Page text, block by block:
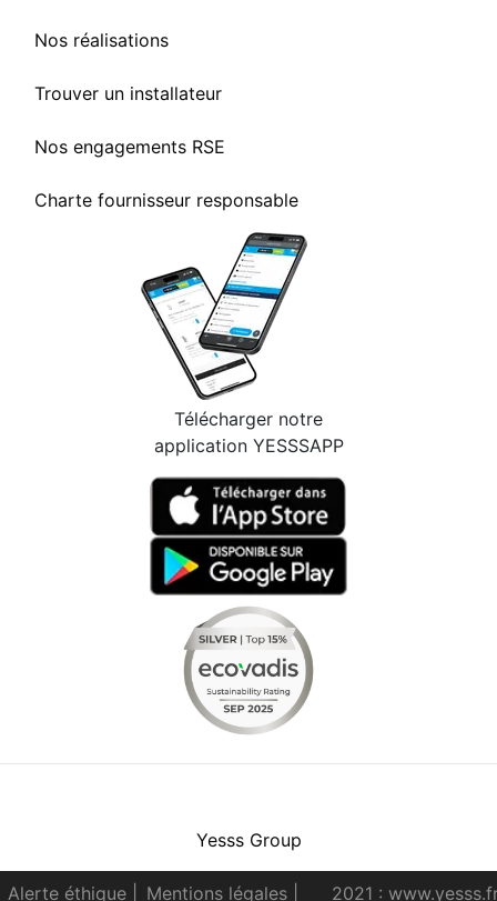
Nos réalisations
Trouver un installateur
Nos engagements RSE
Charte fournisseur responsable
Télécharger notre
application YESSSAPP
Yesss Group
Alerte éthique Mentions légales 2021 :